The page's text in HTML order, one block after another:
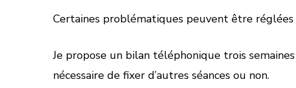
Certaines problématiques peuvent être réglées
Je propose un bilan téléphonique trois
nécessaire de fixer d’autres séances ou non.